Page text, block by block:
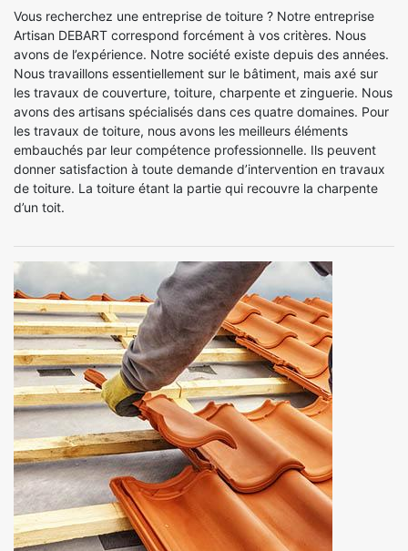
Vous recherchez une entreprise de toiture ? Notre entreprise
Artisan DEBART correspond forcément à vos critères. Nous
avons de l’expérience. Notre société existe depuis des années.
Nous travaillons essentiellement sur le bâtiment, mais axé sur
les travaux de couverture, toiture, charpente et zinguerie. Nous
avons des artisans spécialisés dans ces quatre domaines. Pour
les travaux de toiture, nous avons les meilleurs éléments
embauchés par leur compétence professionnelle. Ils peuvent
donner satisfaction à toute demande d’intervention en travaux
de toiture. La toiture étant la partie qui recouvre la charpente
d’un toit.